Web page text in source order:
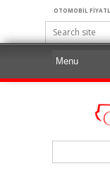
OTOMOBİL